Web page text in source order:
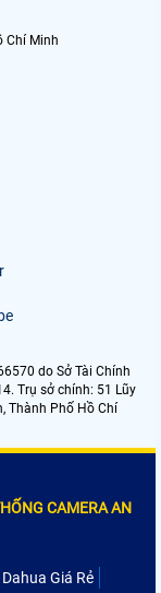
Chí Minh
do Sở Tài Chính
Trụ sở chính: 51 Lũy
Thành Phố Hồ Chí
CAMERA AN
Giá Rẻ